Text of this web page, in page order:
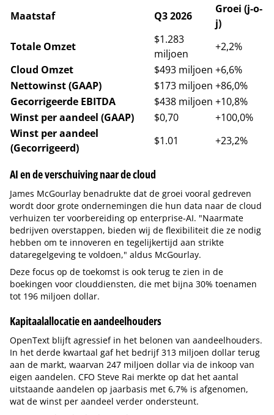
Maatstaf Q3 2026
Groei (j-o-
j)
Totale Omzet
$1.283
miljoen
+2,2%
Cloud Omzet
$493 miljoen +6,6%
Nettowinst (GAAP)
$173 miljoen +86,0%
Gecorrigeerde EBITDA
$438 miljoen +10,8%
Winst per aandeel (GAAP)
$0,70
+100,0%
Winst per aandeel
(Gecorrigeerd)
$1.01 +23,2%
AI en de verschuiving naar de cloud
James McGourlay benadrukte dat de groei vooral gedreven
wordt door grote ondernemingen die hun data naar de cloud
verhuizen ter voorbereiding op enterprise-AI. "Naarmate
bedrijven overstappen, bieden wij de flexibiliteit die ze nodig
hebben om te innoveren en tegelijkertijd aan strikte
dataregelgeving te voldoen," aldus McGourlay.
Deze focus op de toekomst is ook terug te zien in de
boekingen voor clouddiensten, die met bijna 30% toenamen
tot 196 miljoen dollar.
Kapitaalallocatie en aandeelhouders
OpenText blijft agressief in het belonen van aandeelhouders.
In het derde kwartaal gaf het bedrijf 313 miljoen dollar terug
aan de markt, waarvan 247 miljoen dollar via de inkoop van
eigen aandelen. CFO Steve Rai merkte op dat het aantal
uitstaande aandelen op jaarbasis met 6,7% is afgenomen,
wat de winst per aandeel verder ondersteunt.